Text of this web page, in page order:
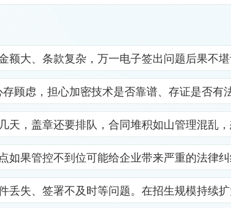
大、条款复杂，万一电子签出问题后果不
虑，担心加密技术是否靠谱、存证是否
，盖章还要排队，合同堆积如山管理混乱
管控不到位可能给企业带来严重的法
、签署不及时等问题。在招生规模持